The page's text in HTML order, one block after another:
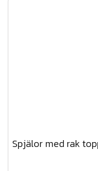
Spjälor med rak